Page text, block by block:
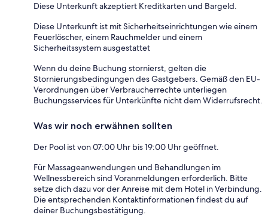
Diese Unterkunft akzeptiert Kreditkarten und Bargeld.
Diese Unterkunft ist mit Sicherheitseinrichtungen wie einem
Feuerlöscher, einem Rauchmelder und einem
Sicherheitssystem ausgestattet
Wenn du deine Buchung stornierst, gelten die
Stornierungsbedingungen des Gastgebers. Gemäß den EU-
Verordnungen über Verbraucherrechte unterliegen
Buchungsservices für Unterkünfte nicht dem Widerrufsrecht.
Was wir noch erwähnen sollten
Der Pool ist von 07:00 Uhr bis 19:00 Uhr geöffnet.
Für Massageanwendungen und Behandlungen im
Wellnessbereich sind Voranmeldungen erforderlich. Bitte
setze dich dazu vor der Anreise mit dem Hotel in Verbindung.
Die entsprechenden Kontaktinformationen findest du auf
deiner Buchungsbestätigung.